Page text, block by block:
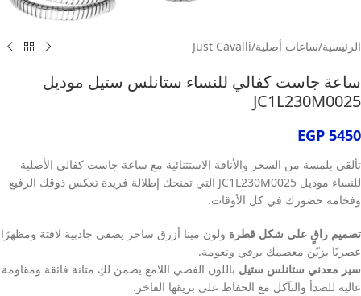
الرئيسية/ساعات أصلية/
Just Cavalli
ساعة جاست كفالي للنساء ستانلس ستيل موديل
JC1L230M0025
EGP 5450
تألقي بلمسة من السحر والأناقة الاستثنائية مع ساعة جاست كفالي الأصلية
للنساء موديل JC1L230M0025 التي تمنحك إطلالة فريدة تعكس ذوقك الرفيع
وفخامة حضورك في كل الأوقات.
تصميم راقٍ على شكل قطرة ولون مينا أزرق ساحر يضفي جاذبية لافتة ومظهرًا
عصريًا يزيّن معصمك برقي ونعومة.
سير معدني ستانلس ستيل باللون الفضي اللامع يضمن لكِ متانة فائقة ومقاومة
عالية للصدأ والتآكل مع الحفاظ على بريقها الفاخر.